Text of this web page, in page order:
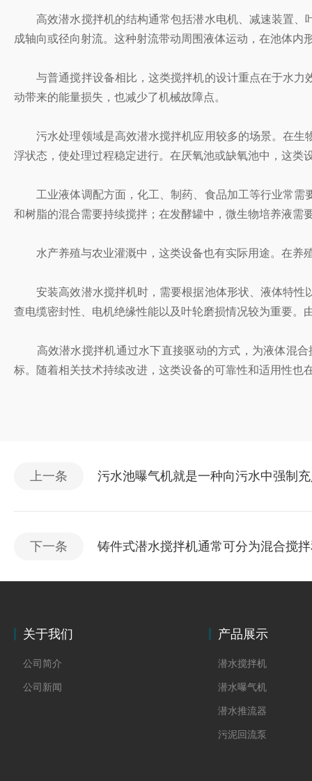
高效潜水搅拌机的结构通常包括潜水电机、减速装置、
成轴向或径向射流。这种射流带动周围液体运动，在池体
与普通搅拌设备相比，这类搅拌机的设计重点在于水力
动带来的能量损失，也减少了机械故障点。
污水处理领域是高效潜水搅拌机应用较多的场景。在生
浮状态，使处理过程稳定进行。在厌氧池或缺氧池中，这类
工业液体调配方面，化工、制药、食品加工等行业常需
和树脂的混合需要持续搅拌；在发酵罐中，微生物培养液需
水产养殖与农业灌溉中，这类设备也有实际用途。在养
安装高效潜水搅拌机时，需要根据池体形状、液体特性
查电缆密封性、电机绝缘性能以及叶轮磨损情况较为重要
高效潜水搅拌机通过水下直接驱动的方式，为液体混合
标。随着相关技术持续改进，这类设备的可靠性和适用性也
上一条 污水池曝气机就是一种向污水中强制
下一条 铸件式潜水搅拌机通常可分为混合搅
关于我们
公司简介
公司新闻
产品展示
潜水搅拌机
潜水曝气机
潜水推流器
污泥回流泵